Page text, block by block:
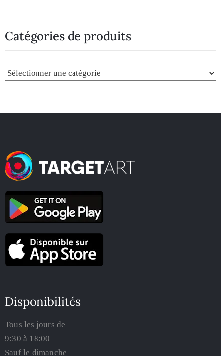
Catégories de produits
Disponibilités
Tous les jours de
9:30 à 18:00
Sauf le dimanche